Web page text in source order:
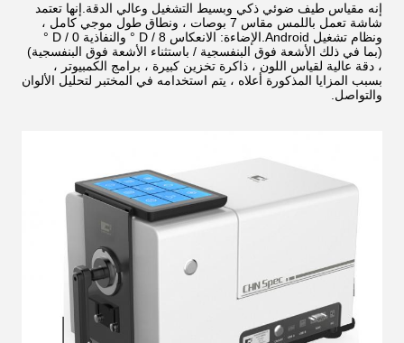
إنه مقياس طيف ضوئي ذكي وبسيط التشغيل وعالي الدقة.إنها تعتمد
شاشة تعمل باللمس مقاس 7 بوصات ، ونطاق طول موجي كامل ،
ونظام تشغيل Android.الإضاءة: الانعكاس D / 8 ° والنفاذية D / 0 °
(بما في ذلك الأشعة فوق البنفسجية / باستثناء الأشعة فوق البنفسجية)
، دقة عالية لقياس اللون ، ذاكرة تخزين كبيرة ، برامج الكمبيوتر ،
بسبب المزايا المذكورة أعلاه ، يتم استخدامه في المختبر لتحليل الألوان
والتواصل.